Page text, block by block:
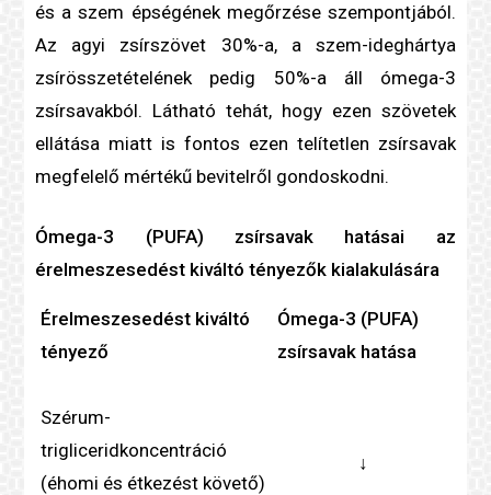
és a szem épségének megőrzése szempontjából.
Az agyi zsírszövet 30%-a, a szem-ideghártya
zsírösszetételének pedig 50%-a áll ómega-3
zsírsavakból. Látható tehát, hogy ezen szövetek
ellátása miatt is fontos ezen telítetlen zsírsavak
megfelelő mértékű bevitelről gondoskodni.
Ómega-3 (PUFA) zsírsavak hatásai az
érelmeszesedést kiváltó tényezők kialakulására
Érelmeszesedést kiváltó
tényező
Ómega-3 (PUFA)
zsírsavak hatása
Szérum-
trigliceridkoncentráció
(éhomi és étkezést követő)
↓